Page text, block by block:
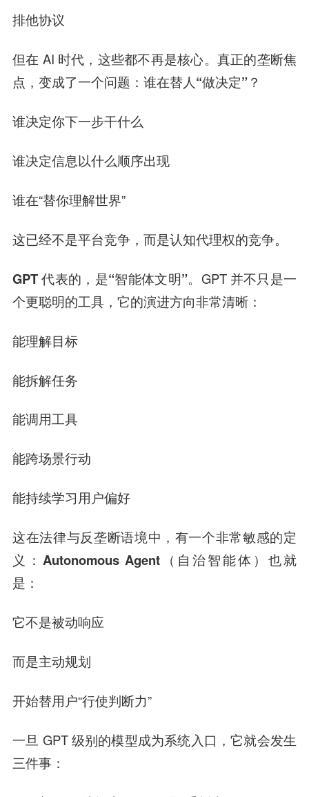
排他协议
但在 AI 时代，这些都不再是核心。 真正的垄断焦
点，变成了一个问题：谁在替人“做决定”？
谁决定你下一步干什么
谁决定信息以什么顺序出现
谁在“替你理解世界”
这已经不是平台竞争，而是认知代理权的竞争。
GPT 代表的，是“智能体文明”。 GPT 并不只是一
个更聪明的工具，它的演进方向非常清晰：
能理解目标
能拆解任务
能调用工具
能跨场景行动
能持续学习用户偏好
这在法律与反垄断语境中，有一个非常敏感的定
义： Autonomous Agent（自治智能体）也就
是：
它不是被动响应
而是主动规划
开始替用户“行使判断力”
一旦 GPT 级别的模型成为系统入口，它就会发生
三件事：